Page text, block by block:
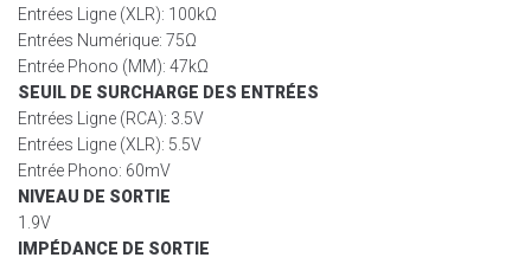
Entrées Ligne (XLR): 100kΩ
Entrées Numérique: 75Ω
Entrée Phono (MM): 47kΩ
SEUIL DE SURCHARGE DES ENTRÉES
Entrées Ligne (RCA): 3.5V
Entrées Ligne (XLR): 5.5V
Entrée Phono: 60mV
NIVEAU DE SORTIE
1.9V
IMPÉDANCE DE SORTIE